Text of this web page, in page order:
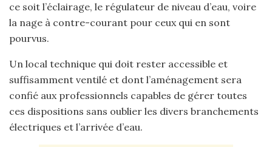
ce soit l’éclairage, le régulateur de niveau d’eau, voire
la nage à contre-courant pour ceux qui en sont
pourvus.
Un local technique qui doit rester accessible et
suffisamment ventilé et dont l’aménagement sera
confié aux professionnels capables de gérer toutes
ces dispositions sans oublier les divers branchements
électriques et l’arrivée d’eau.